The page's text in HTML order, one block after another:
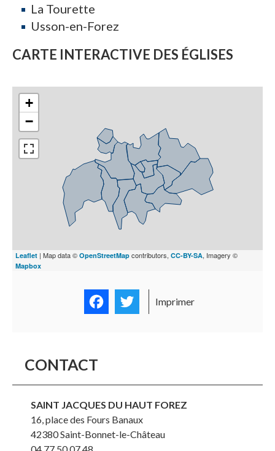
La Tourette
Usson-en-Forez
CARTE INTERACTIVE DES ÉGLISES
+
−
Leaflet | Map data © OpenStreetMap contributors, CC-BY-SA, Imagery ©
Mapbox
sam. 8 août 2026
42380 MERLE LEIGNEC
Paroisse : Saint Jacques du Haut Forez
FacebookTwitter
Imprimer
CONTACT
SAINT JACQUES DU HAUT FOREZ
16, place des Fours Banaux
42380Saint-Bonnet-le-Château